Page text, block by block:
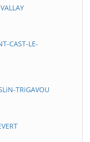
CAST-LE-
TRiGAVOU